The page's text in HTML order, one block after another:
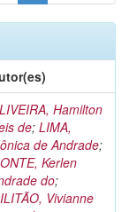
Hamilton
de; LIMA,
de Andrade;
Kerlen
do;
Vivianne